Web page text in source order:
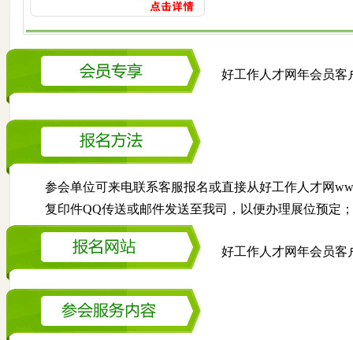
好工作人才网年会员客
参会单位可来电联系客服报名或直接从好工作人才网
复印件QQ传送或邮件发送至我司，以便办理展位预定
好工作人才网年会员客